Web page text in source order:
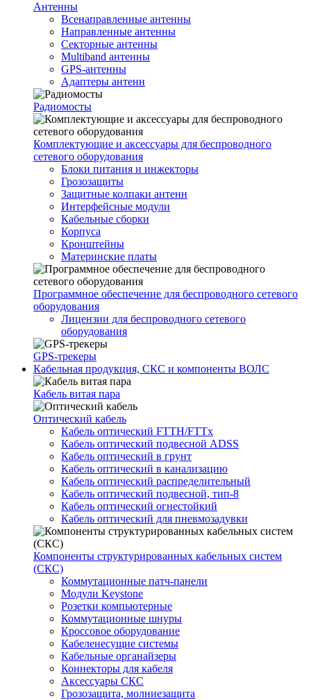
Антенны
Всенаправленные антенны
Направленные антенны
Секторные антенны
Multiband антенны
GPS-антенны
Адаптеры антенн
Радиомосты
Комплектующие и аксессуары для беспроводного
сетевого оборудования
Блоки питания и инжекторы
Грозозащиты
Защитные колпаки антенн
Интерфейсные модули
Кабельные сборки
Корпуса
Кронштейны
Материнские платы
Программное обеспечение для беспроводного сетевого
оборудования
Лицензии для беспроводного сетевого
оборудования
GPS-трекеры
Кабельная продукция, СКС и компоненты ВОЛС
Кабель витая пара
Оптический кабель
Кабель оптический FTTH/FTTx
Кабель оптический подвесной ADSS
Кабель оптический в грунт
Кабель оптический в канализацию
Кабель оптический распределительный
Кабель оптический подвесной, тип-8
Кабель оптический огнестойкий
Кабель оптический для пневмозадувки
Компоненты структурированных кабельных систем
(СКС)
Коммутационные патч-панели
Модули Keystone
Розетки компьютерные
Коммутационные шнуры
Кроссовое оборудование
Кабеленесущие системы
Кабельные органайзеры
Коннекторы для кабеля
Аксессуары СКС
Грозозащита, молниезащита